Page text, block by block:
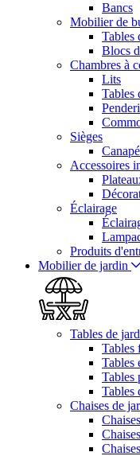
Bancs
Mobilier de
Tables
Blocs
Chambres à
Lits
Tables
Sièges
Accessoires
Éclairage
Produits
Mobilier de jardin
Tables de
Tables
Tables
Tables
Tables
Chaises de